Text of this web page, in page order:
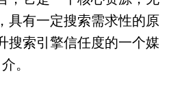
具有一定搜索需求性的原
搜索引擎信任度的一个媒
介。